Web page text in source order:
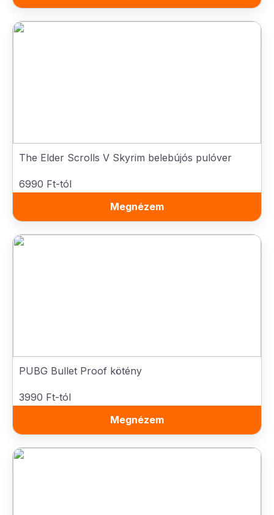
The Elder Scrolls V Skyrim belebújós pulóver
6990 Ft-tól
Megnézem
PUBG Bullet Proof kötény
3990 Ft-tól
Megnézem